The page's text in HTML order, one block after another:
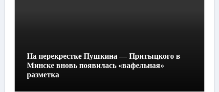
На перекрестке Пушкина — Притыцкого в
Минске вновь появилась «вафельная»
разметка